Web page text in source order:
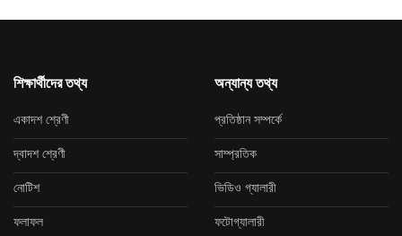
শিক্ষার্থীদের তথ্য
একাদশ শ্রেণী
দ্বাদশ শ্রেণী
নোটিশ
ফলাফল
অন্যান্য তথ্য
প্রতিষ্ঠান সম্পর্কে
সাম্প্রতিক
ভিডিও গ্যালারী
ফটোগ্যালারী